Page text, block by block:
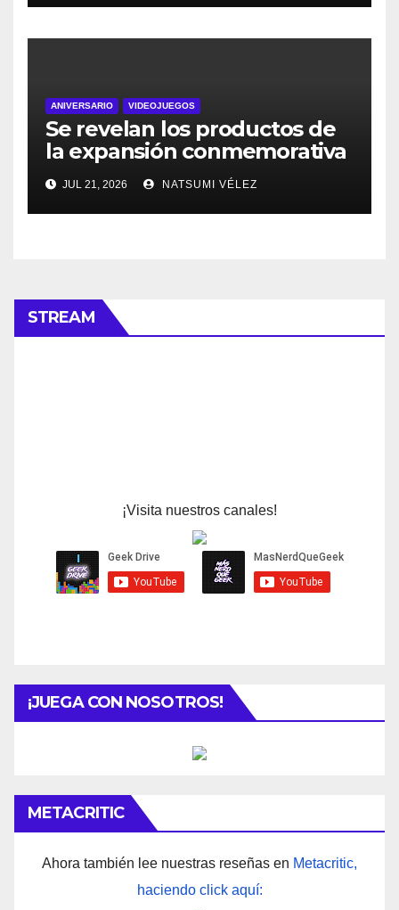
ANIVERSARIO VIDEOJUEGOS
Se revelan los productos de
la expansión conmemorativa
Celebración 30.º Aniversario
del JCC Pokémon
JUL 21, 2026 NATSUMI VÉLEZ
STREAM
¡Visita nuestros canales!
¡JUEGA CON NOSOTROS!
METACRITIC
Ahora también lee nuestras reseñas en Metacritic,
haciendo click aquí: